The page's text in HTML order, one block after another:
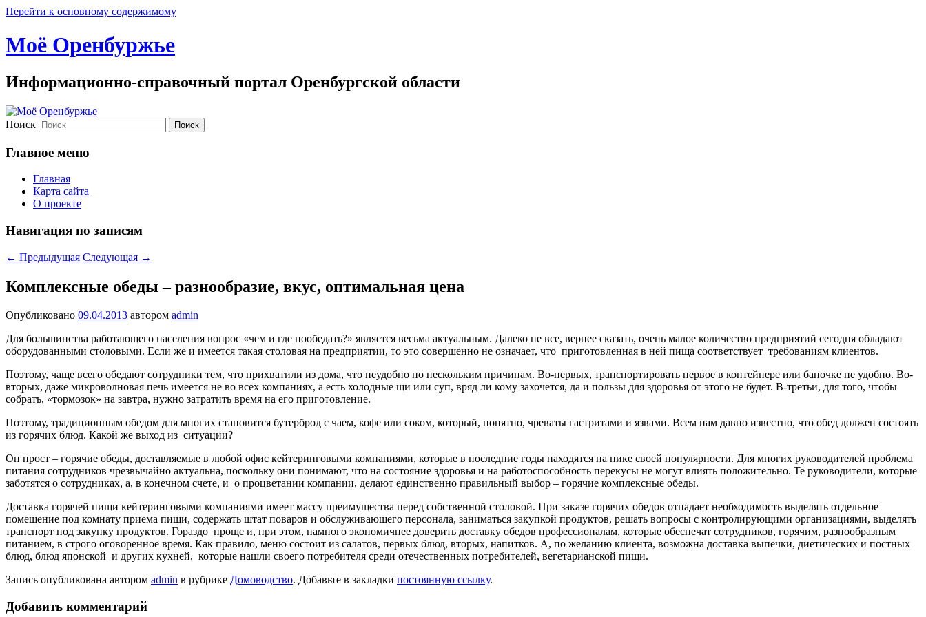
Перейти к основному содержимому
Моё Оренбуржье
Информационно-справочный портал Оренбургской области
Поиск
Главное меню
Главная
Карта сайта
О проекте
Навигация по записям
← Предыдущая Следующая →
Комплексные обеды – разнообразие, вкус, оптимальная цена
Опубликовано 09.04.2013 автором admin
Для большинства работающего населения вопрос «чем и где пообедать?» является весьма актуальным. Далеко не все, вернее сказать, очень малое количество предприятий сегодня обладают
оборудованными столовыми. Если же и имеется такая столовая на предприятии, то это совершенно не означает, что приготовленная в ней пища соответствует требованиям клиентов.
Поэтому, чаще всего обедают сотрудники тем, что прихватили из дома, что неудобно по нескольким причинам. Во-первых, транспортировать первое в контейнере или баночке не удобно. Во-
вторых, даже микроволновая печь имеется не во всех компаниях, а есть холодные щи или суп, вряд ли кому захочется, да и пользы для здоровья от этого не будет. В-третьи, для того, чтобы
собрать, «тормозок» на завтра, нужно затратить время на его приготовление.
Поэтому, традиционным обедом для многих становится бутерброд с чаем, кофе или соком, который, понятно, чреваты гастритами и язвами. Всем нам давно известно, что обед должен состоять
из горячих блюд. Какой же выход из ситуации?
Он прост – горячие обеды, доставляемые в любой офис кейтеринговыми компаниями, которые в последние годы находятся на пике своей популярности. Для многих руководителей проблема
питания сотрудников чрезвычайно актуальна, поскольку они понимают, что на состояние здоровья и на работоспособность перекусы не могут влиять положительно. Те руководители, которые
заботятся о сотрудниках, а, в конечном счете, и о процветании компании, делают единственно правильный выбор – горячие комплексные обеды.
Доставка горячей пищи кейтеринговыми компаниями имеет массу преимущества перед собственной столовой. При заказе горячих обедов отпадает необходимость выделять отдельное
помещение под комнату приема пищи, содержать штат поваров и обслуживающего персонала, заниматься закупкой продуктов, решать вопросы с контролирующими организациями, выделять
транспорт под закупку продуктов. Гораздо проще и, при этом, намного экономичнее доверить доставку обедов профессионалам, которые обеспечат сотрудников, горячим, разнообразным
питанием, в строго оговоренное время. Как правило, меню состоит из салатов, первых блюд, вторых, напитков. А, по желанию клиента, возможна доставка выпечки, диетических и постных
блюд, блюд японской и других кухней, которые нашли своего потребителя среди отечественных потребителей, вегетарианской пищи.
Запись опубликована автором admin в рубрике Домоводство. Добавьте в закладки постоянную ссылку.
Добавить комментарий